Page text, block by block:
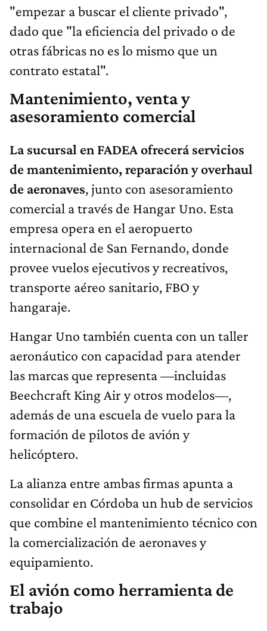
"empezar a buscar el cliente privado",
dado que "la eficiencia del privado o de
otras fábricas no es lo mismo que un
contrato estatal".
Mantenimiento, venta y
asesoramiento comercial
La sucursal en FADEA ofrecerá servicios
de mantenimiento, reparación y overhaul
de aeronaves, junto con asesoramiento
comercial a través de Hangar Uno. Esta
empresa opera en el aeropuerto
internacional de San Fernando, donde
provee vuelos ejecutivos y recreativos,
transporte aéreo sanitario, FBO y
hangaraje.
Hangar Uno también cuenta con un taller
aeronáutico con capacidad para atender
las marcas que representa —incluidas
Beechcraft King Air y otros modelos—,
además de una escuela de vuelo para la
formación de pilotos de avión y
helicóptero.
La alianza entre ambas firmas apunta a
consolidar en Córdoba un hub de servicios
que combine el mantenimiento técnico con
la comercialización de aeronaves y
equipamiento.
El avión como herramienta de
trabajo